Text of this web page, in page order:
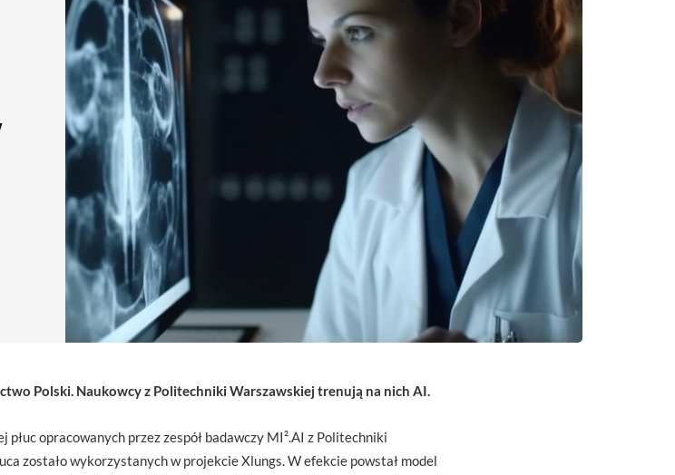
Polski. Naukowcy z Politechniki Warszawskiej trenują na nich AI.
opracowanych przez zespół badawczy MI².AI z Politechniki
zostało wykorzystanych w projekcie Xlungs. W efekcie powstał model